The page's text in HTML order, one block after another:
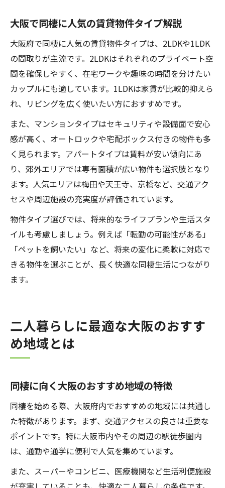
大阪で同棲に人気の賃貸物件タイプ解説
大阪府で同棲に人気の賃貸物件タイプは、2LDKや1LDK
の間取りが主流です。2LDKはそれぞれのプライベート空
間を確保しやすく、在宅ワークや趣味の時間を分けたい
カップルにも適しています。1LDKは家賃が比較的抑えら
れ、リビングを広く使いたい方におすすめです。
また、マンションタイプはセキュリティや設備面で安心
感が高く、オートロックや宅配ボックス付きの物件も多
く見られます。アパートタイプは賃料が安い傾向にあ
り、郊外エリアでは専有面積が広い物件も選択肢となり
ます。人気エリアは梅田や天王寺、京橋など、交通アク
セスや周辺施設の充実度が評価されています。
物件タイプ選びでは、将来的なライフプランや生活スタ
イルも考慮しましょう。例えば「転勤の可能性がある」
「ペットを飼いたい」など、将来の変化に柔軟に対応で
きる物件を選ぶことが、長く快適な同棲生活につながり
ます。
二人暮らしに最適な大阪のおすす
め地域とは
同棲に向く大阪のおすすめ地域の特徴
同棲を始める際、大阪府内でおすすめの地域には共通し
た特徴があります。まず、交通アクセスの良さは重要な
ポイントです。特に大阪市内やその周辺の駅徒歩圏内
は、通勤や通学に便利で人気を集めています。
また、スーパーやコンビニ、医療機関など生活利便施設